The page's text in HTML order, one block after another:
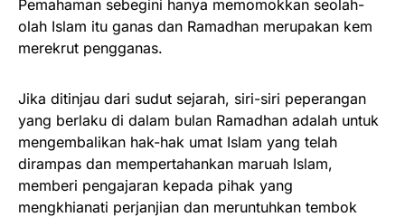
Pemahaman sebegini hanya memomokkan seolah-
olah Islam itu ganas dan Ramadhan merupakan kem
merekrut pengganas.
Jika ditinjau dari sudut sejarah, siri-siri peperangan
yang berlaku di dalam bulan Ramadhan adalah untuk
mengembalikan hak-hak umat Islam yang telah
dirampas dan mempertahankan maruah Islam,
memberi pengajaran kepada pihak yang
mengkhianati perjanjian dan meruntuhkan tembok